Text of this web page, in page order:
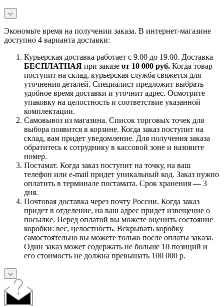
Экономьте время на получении заказа. В интернет-магазине
доступно 4 варианта доставки:
Курьерская доставка работает с 9.00 до 19.00. Доставка
БЕСПЛАТНАЯ при заказе от 10 000 руб. Когда товар
поступит на склад, курьерская служба свяжется для
уточнения деталей. Специалист предложит выбрать
удобное время доставки и уточнит адрес. Осмотрите
упаковку на целостность и соответствие указанной
комплектации.
Самовывоз из магазина. Список торговых точек для
выбора появится в корзине. Когда заказ поступит на
склад, вам придет уведомление. Для получения заказа
обратитесь к сотруднику в кассовой зоне и назовите
номер.
Постамат. Когда заказ поступит на точку, на ваш
телефон или e-mail придет уникальный код. Заказ нужно
оплатить в терминале постамата. Срок хранения — 3
дня.
Почтовая доставка через почту России. Когда заказ
придет в отделение, на ваш адрес придет извещение о
посылке. Перед оплатой вы можете оценить состояние
коробки: вес, целостность. Вскрывать коробку
самостоятельно вы можете только после оплаты заказа.
Один заказ может содержать не больше 10 позиций и
его стоимость не должна превышать 100 000 р.